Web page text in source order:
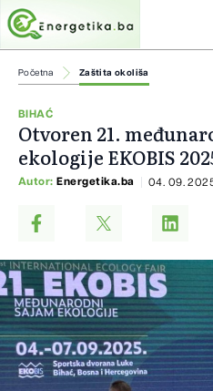
Početna Zaštita okoliša
BIHAĆ
Otvoren 21.
ekologije EKOBIS
Autor: Energetika.ba 04. 09.